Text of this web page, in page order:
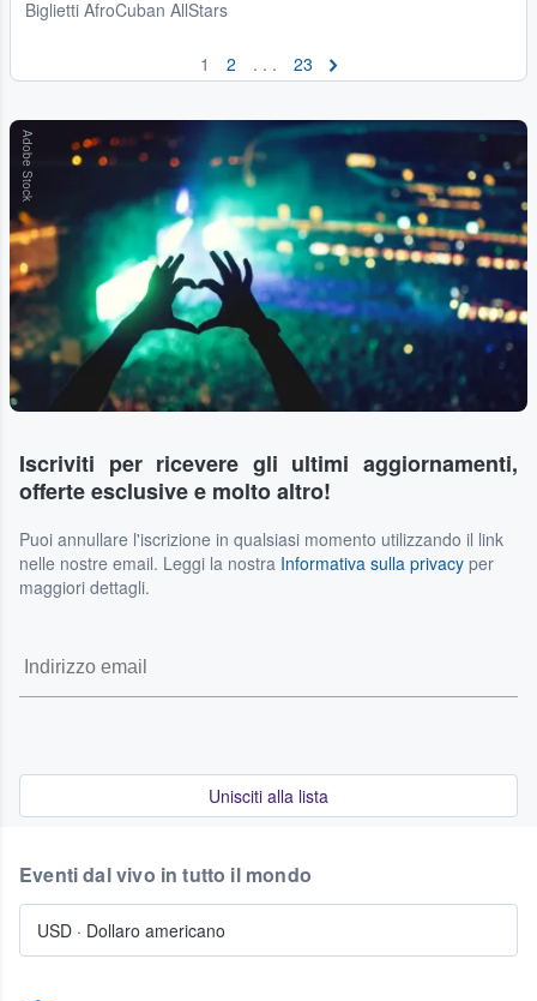
Biglietti AfroCuban AllStars
1 2 . . . 23
Adobe Stock
Iscriviti per ricevere gli ultimi aggiornamenti,
offerte esclusive e molto altro!
Puoi annullare l'iscrizione in qualsiasi momento utilizzando il link
nelle nostre email. Leggi la nostra Informativa sulla privacy per
maggiori dettagli.
Unisciti alla lista
Eventi dal vivo in tutto il mondo
USD · Dollaro americano